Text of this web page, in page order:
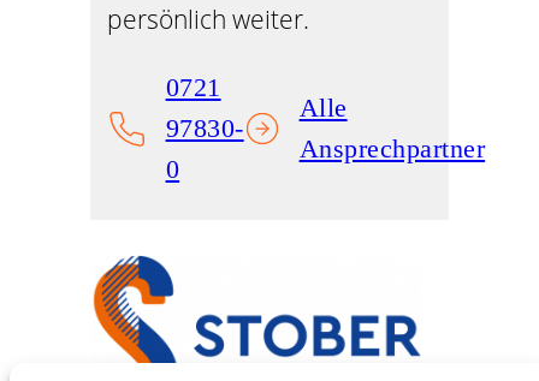
persönlich weiter.
0721
97830-
0
Alle
Ansprechpartner